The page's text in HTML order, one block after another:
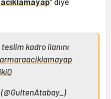
kadro ilanını